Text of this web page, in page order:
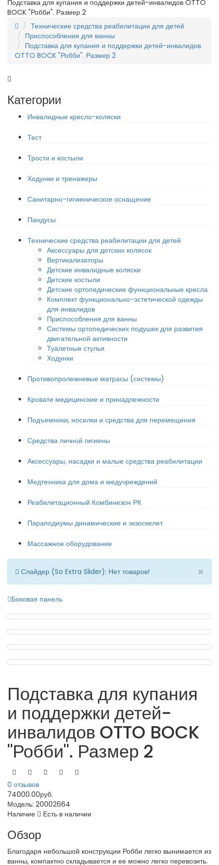
Подставка для купания и поддержки детей-инвалидов OTTO
BOCK "Робби". Размер 2
Технические средства реабилитации для детей
Приспособления для ванны
Подставка для купания и поддержки детей-инвалидов
OTTO BOCK "Робби". Размер 2
Категории
Инвалидные кресло-коляски
Тест
Трости и костыли
Ходунки и тренажеры
Санитарно-гигиеническое оснащение
Пандусы
Технические средства реабилитации для детей
Аксессуары для детских колясок
Вертикализаторы
Детские инвалидные коляски
Детские костыли
Детские ортопедические функциональные кресла
Комплект функционально-эстетической одежды
для инвалидов
Приспособления для ванны
Системы ортопедических подушек для развития
двигательной активности
Туалетные стулья
Ходунки
Противопролежневые матрасы (системы)
Кровати медицинские и принадлежности
Подъемники, носилки и средства для перемещения
Средства личной гигиены
Аксессуары, насадки и малые средства реабилитации
Медтехника для дома и медучреждений
Реабилитационный Комбинезон РК
Параподиумы динамические и экзоскелет
Массажное оборудование
Слайдер (So Extra Slider): Нет товаров! ×
Боковая панель
Подставка для купания
и поддержки детей-
инвалидов OTTO BOCK
"Робби". Размер 2
0 отзывов
74000.00руб.
Модель: 20002664
Наличие
Есть в наличии
Обзор
Благодаря небольшой конструкции Робби легко вынимается из
ванны, компактно складывается и ее можно легко перевозить.